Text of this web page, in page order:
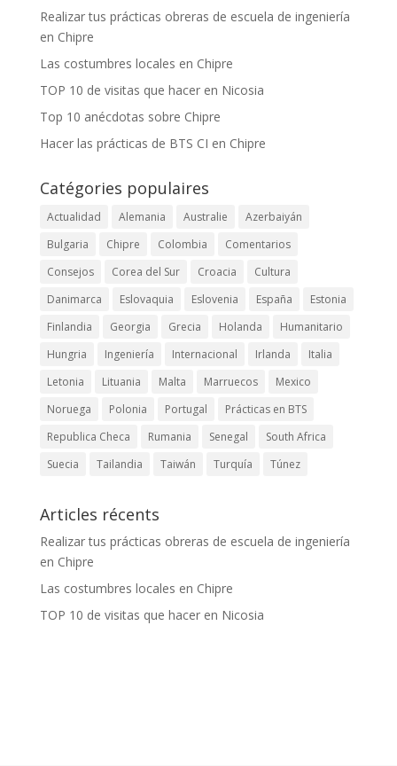
Realizar tus prácticas obreras de escuela de ingeniería
en Chipre
Las costumbres locales en Chipre
TOP 10 de visitas que hacer en Nicosia
Top 10 anécdotas sobre Chipre
Hacer las prácticas de BTS CI en Chipre
Catégories populaires
Actualidad Alemania Australie
Azerbaiyán
Bulgaria
Chipre Colombia
Comentarios
Consejos
Corea del Sur Croacia
Cultura
Danimarca
Eslovaquia Eslovenia España
Estonia
Finlandia
Georgia Grecia Holanda
Humanitario
Hungria
Ingeniería Internacional Irlanda
Italia
Letonia
Lituania Malta Marruecos
Mexico
Noruega
Polonia Portugal
Prácticas en BTS
Republica Checa
Rumania Senegal
South Africa
Suecia
Tailandia Taiwán Turquía Túnez
Articles récents
Realizar tus prácticas obreras de escuela de ingeniería
en Chipre
Las costumbres locales en Chipre
TOP 10 de visitas que hacer en Nicosia